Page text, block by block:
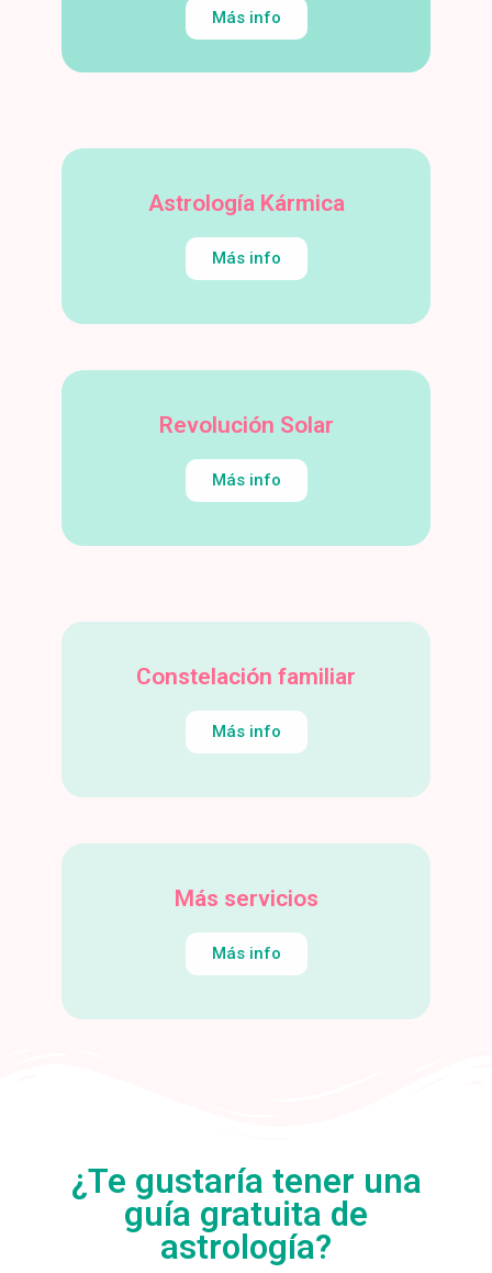
Más info
Astrología Kármica
Más info
Revolución Solar
Más info
Constelación familiar
Más info
Más servicios
Más info
¿Te gustaría tener una
guía gratuita de
astrología?